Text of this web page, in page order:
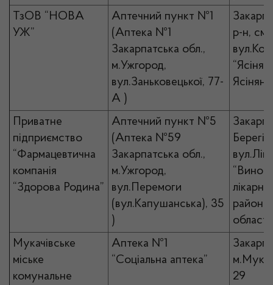
ТзОВ “НОВА
УЖ”
Аптечний пункт №1
(Аптека №1
Закарпатська обл.,
м.Ужгород,
вул.Заньковецької, 77-
А )
р-н,
Приватне
підприємство
“Фармацевтична
компанія
“Здорова Родина”
Аптечний пункт №5
(Аптека №59
Закарпатська обл.,
м.Ужгород,
вул.Перемоги
(вул.Капушанська), 35
)
області
Мукачівське
міське
комунальне
Аптека №1
“Соціальна аптека”
29